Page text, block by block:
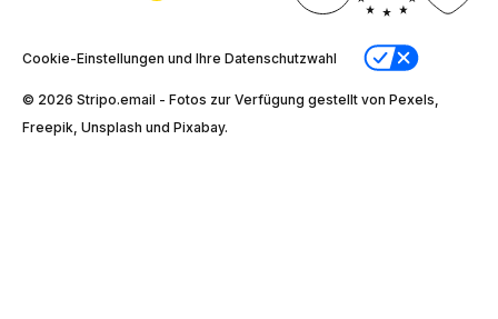
Cookie-Einstellungen und Ihre Datenschutzwahl
© 2026 Stripо.email - Fotos zur Verfügung gestellt von Pexels,
Freepik, Unsplash und Pixabay.